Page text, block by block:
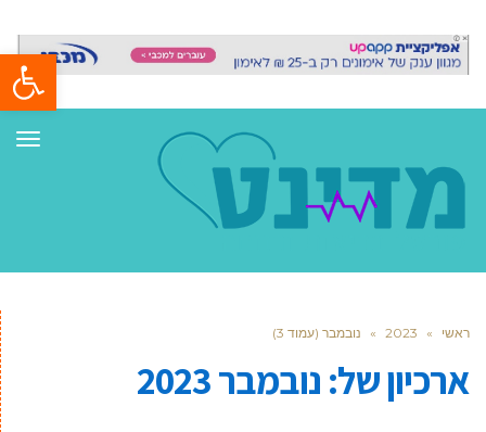
פתח
ראשי »
2023
» נובמבר (עמוד 3)
ארכיון של:נובמבר 2023